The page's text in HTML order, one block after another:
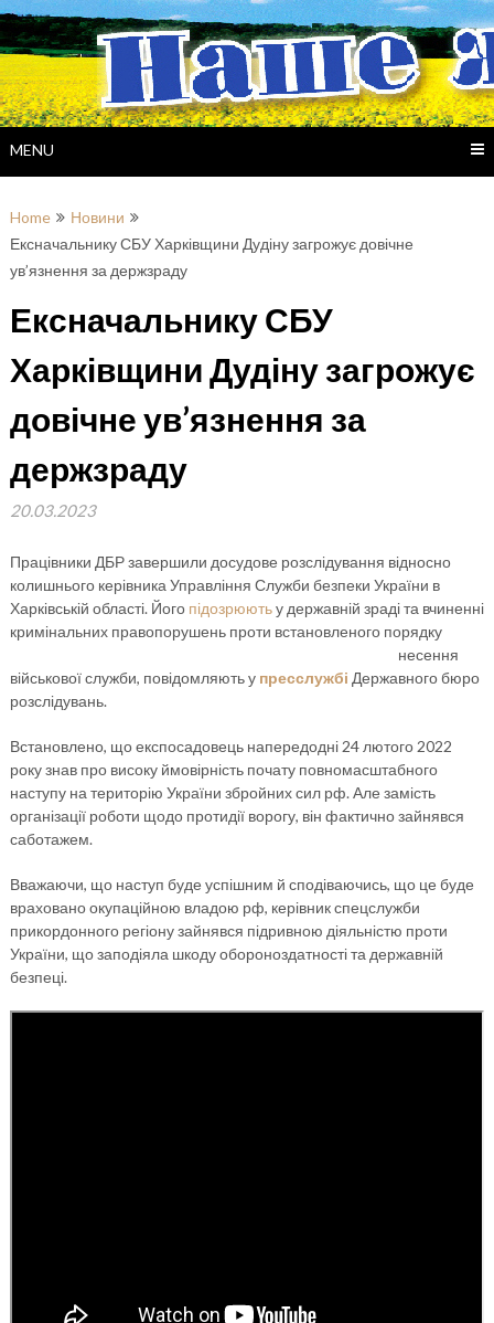
Skip
to
content
MENU
Home
Новини
Ексначальнику СБУ Харківщини Дудіну загрожує довічне
ув’язнення за держзраду
Ексначальнику СБУ
Харківщини Дудіну загрожує
довічне ув’язнення за
держзраду
20.03.2023
Працівники ДБР завершили досудове розслідування відносно
колишнього керівника Управління Служби безпеки України в
Харківській області. Його підозрюютьу державній зраді та вчиненні
кримінальних правопорушень проти встановленого порядку
несення
військової служби, повідомляють у пресслужбі Державного бюро
розслідувань.
Встановлено, що експосадовець напередодні 24 лютого 2022
року знав про високу ймовірність почату повномасштабного
наступу на територію України збройних сил рф. Але замість
організації роботи щодо протидії ворогу, він фактично зайнявся
саботажем.
Вважаючи, що наступ буде успішним й сподіваючись, що це буде
враховано окупаційною владою рф, керівник спецслужби
прикордонного регіону зайнявся підривною діяльністю проти
України, що заподіяла шкоду обороноздатності та державній
безпеці.